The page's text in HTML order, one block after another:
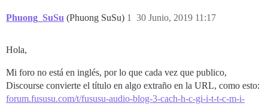
Phuong_SuSu (Phuong SuSu) 30 Junio, 2019 11:17
1
Hola,
Mi foro no está en inglés, por lo que cada vez que publico,
Discourse convierte el título en algo extraño en la URL, como esto:
forum.fususu.com/t/fususu-audio-blog-3-cach-h-c-gi-i-t-t-c-m-i-